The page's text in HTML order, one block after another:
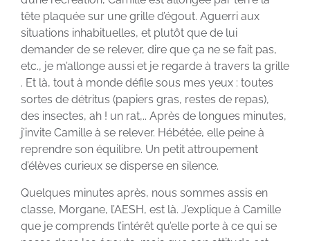
tête plaquée sur une grille d’égout. Aguerri aux
situations inhabituelles, et plutôt que de lui
demander de se relever, dire que ça ne se fait pas,
etc., je m’allonge aussi et je regarde à travers la grille
. Et là, tout à monde défile sous mes yeux : toutes
sortes de détritus (papiers gras, restes de repas),
des insectes, ah ! un rat,.. Après de longues minutes,
j’invite Camille à se relever. Hébétée, elle peine à
reprendre son équilibre. Un petit attroupement
d’élèves curieux se disperse en silence.
Quelques minutes après, nous sommes assis en
classe, Morgane, l’AESH, est là. J’explique à Camille
que je comprends l’intérêt qu’elle porte à ce qui se